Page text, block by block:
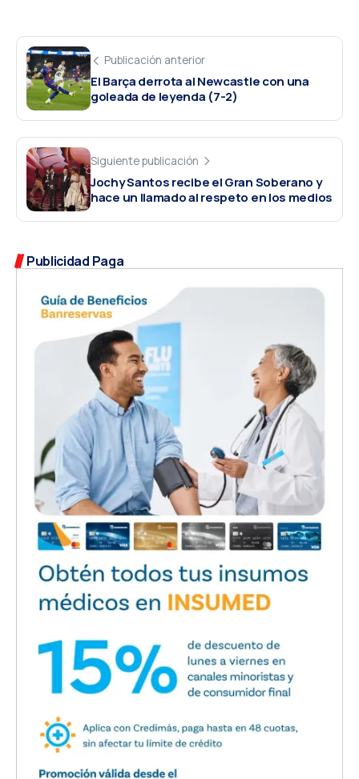
Publicación anterior
El Barça derrota al Newcastle con una
goleada de leyenda (7-2)
Siguiente publicación
Jochy Santos recibe el Gran Soberano y
hace un llamado al respeto en los medios
Publicidad Paga